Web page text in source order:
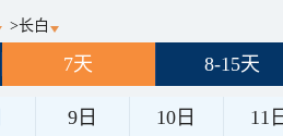
>长白
7天 8-15天
9日 10日 11